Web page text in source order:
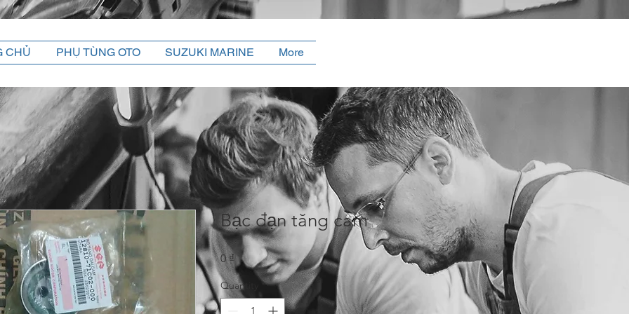
CHỦ PHỤ TÙNG OTO SUZUKI MARINE More
Bạc đạn tăng cam
0 ₫Price
Quantity *